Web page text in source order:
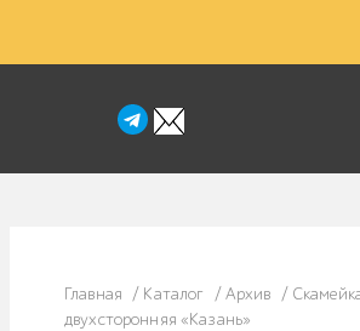
Главная / Каталог /Архив /
двухсторонняя «Казань»